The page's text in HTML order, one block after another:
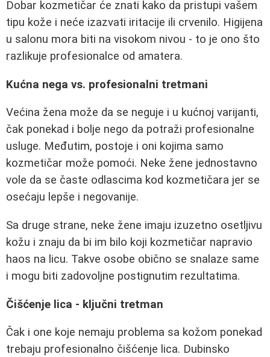
Dobar kozmetičar će znati kako da pristupi vašem
tipu kože i neće izazvati iritacije ili crvenilo. Higijena
u salonu mora biti na visokom nivou - to je ono što
razlikuje profesionalce od amatera.
Kućna nega vs. profesionalni tretmani
Većina žena može da se neguje i u kućnoj varijanti,
čak ponekad i bolje nego da potraži profesionalne
usluge. Međutim, postoje i oni kojima samo
kozmetičar može pomoći. Neke žene jednostavno
vole da se časte odlascima kod kozmetičara jer se
osećaju lepše i negovanije.
Sa druge strane, neke žene imaju izuzetno osetljivu
kožu i znaju da bi im bilo koji kozmetičar napravio
haos na licu. Takve osobe obično se snalaze same
i mogu biti zadovoljne postignutim rezultatima.
Čišćenje lica - ključni tretman
Čak i one koje nemaju problema sa kožom ponekad
trebaju profesionalno čišćenje lica. Dubinsko